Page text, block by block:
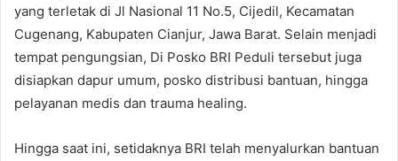
yang terletak di Jl Nasional 11 No.5, Cijedil, Kecamatan
Cugenang, Kabupaten Cianjur, Jawa Barat. Selain menjadi
tempat pengungsian, Di Posko BRI Peduli tersebut juga
disiapkan dapur umum, posko distribusi bantuan, hingga
pelayanan medis dan trauma healing.
Hingga saat ini, setidaknya BRI telah menyalurkan bantuan